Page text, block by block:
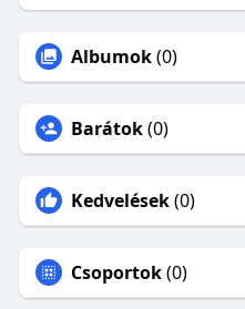
Albumok(0)
Barátok(0)
Kedvelések(0)
Csoportok(0)